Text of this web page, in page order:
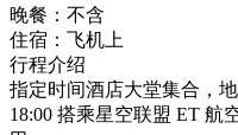
晚餐： 不含
住宿： 飞机上
行程介绍
指定时间酒店大堂集合，
18:00 搭乘星空联盟 ET 航